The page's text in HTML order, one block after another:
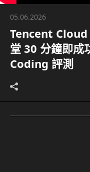
05.06.2026
Tencent Cloud
堂 30 分鐘即
Coding 評測